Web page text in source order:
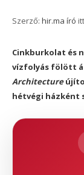
Szerző: hir.ma író
Cinkburkolat és
vízfolyás fölött
Architecture
hétvégi házként